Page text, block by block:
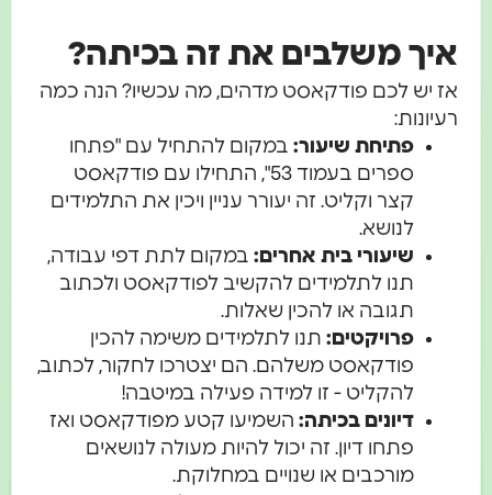
איך משלבים את זה בכיתה?
אז יש לכם פודקאסט מדהים, מה עכשיו? הנה כמה
רעיונות:
פתיחת שיעור:במקום להתחיל עם "פתחו
ספרים בעמוד 53", התחילו עם פודקאסט
קצר וקליט. זה יעורר עניין ויכין את התלמידים
לנושא.
שיעורי בית אחרים:במקום לתת דפי עבודה,
תנו לתלמידים להקשיב לפודקאסט ולכתוב
תגובה או להכין שאלות.
פרויקטים:תנו לתלמידים משימה להכין
פודקאסט משלהם. הם יצטרכו לחקור, לכתוב,
להקליט - זו למידה פעילה במיטבה!
דיונים בכיתה:השמיעו קטע מפודקאסט ואז
פתחו דיון. זה יכול להיות מעולה לנושאים
מורכבים או שנויים במחלוקת.